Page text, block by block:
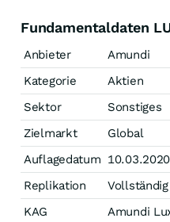
Fundamentaldaten
Anbieter
Amundi
Kategorie
Aktien
Sektor
Sonstiges
Zielmarkt
Global
Auflagedatum 10.03.2020
Replikation
Vollständig
KAG
Amundi